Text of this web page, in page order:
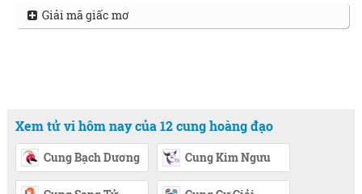
Giải mã giấc mơ
Xem tử vi hôm nay của 12 cung hoàng đạo
Cung Bạch Dương Cung Kim Ngưu